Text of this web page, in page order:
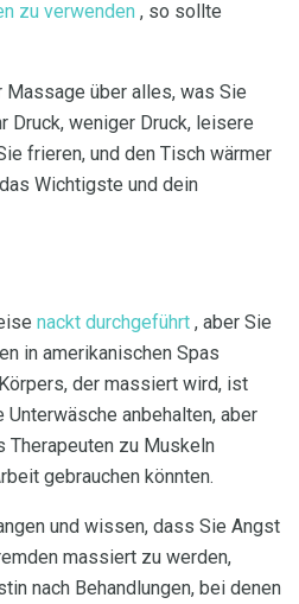
zu verwenden , so sollte
Massage über alles, was Sie
Druck, weniger Druck, leisere
frieren, und den Tisch wärmer
Wichtigste und dein
nackt durchgeführt , aber Sie
in amerikanischen Spas
der massiert wird, ist
anbehalten, aber
Therapeuten zu Muskeln
gebrauchen könnten.
und wissen, dass Sie Angst
massiert zu werden,
nach Behandlungen, bei denen